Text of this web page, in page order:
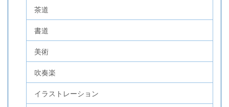
茶道
書道
美術
吹奏楽
イラストレーション